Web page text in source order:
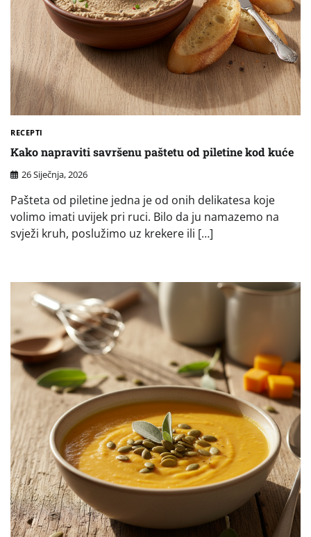
RECEPTI
Kako napraviti savršenu paštetu od piletine kod kuće
26 Siječnja, 2026
Pašteta od piletine jedna je od onih delikatesa koje
volimo imati uvijek pri ruci. Bilo da ju namazemo na
svježi kruh, poslužimo uz krekere ili […]